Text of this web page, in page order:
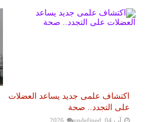
اكتشاف علمى جديد يساعد العضلات
على التجدد.. صحة
آب 04, 2026 undefined